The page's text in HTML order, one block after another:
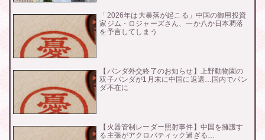
「2026年は大暴落が起こる」中国の御用投資
家ジム・ロジャーズさん、一か八か日本凋落
を予言してしまう
【パンダ外交終了のお知らせ】上野動物園の
双子パンダが1月末に中国に返還…国内でパン
ダ不在に
【火器管制レーダー照射事件】中国を擁護す
る主張がアクロバティック過ぎる…